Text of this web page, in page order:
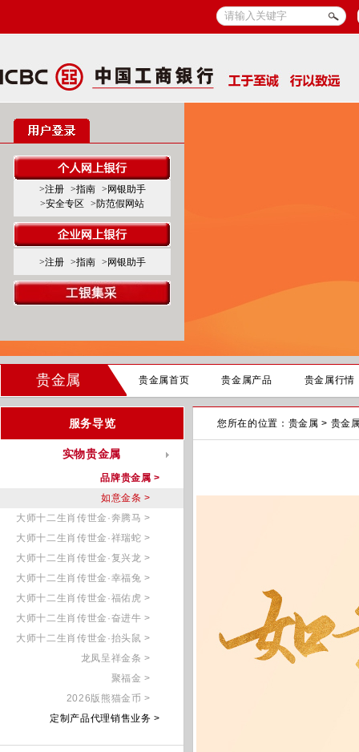
>注册 >指南
>网银助手
>安全专区
>防范假网站
>注册 >指南 >网银助手
贵金属 贵金属首页 贵金属产品 贵金属行情
服务导览
实物贵金属
品牌贵金属 >
如意金条 >
大师十二生肖传世金·奔腾马 >
大师十二生肖传世金·祥瑞蛇 >
大师十二生肖传世金·复兴龙 >
大师十二生肖传世金·幸福兔 >
大师十二生肖传世金·福佑虎 >
大师十二生肖传世金·奋进牛 >
大师十二生肖传世金·抬头鼠 >
龙凤呈祥金条 >
聚福金 >
2026版熊猫金币 >
定制产品代理销售业务 >
您所在的位置： 贵金属 > 贵金